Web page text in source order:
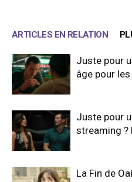
ARTICLES EN RELATION
Juste pour
âge pour
Juste pour
streaming ?
La Fin de